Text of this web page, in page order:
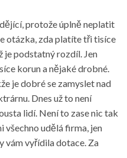
protože úplně neplatit
otázka, zda platíte tři tisíce
je podstatný rozdíl. Jen
korun a nějaké drobné.
je dobré se zamyslet nad
Dnes už to není
lidí. Není to zase nic tak
všechno udělá firma, jen
vám vyřídila dotace. Za